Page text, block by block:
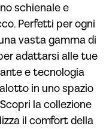
schienale e
Perfetti per ogni
vasta gamma di
adattarsi alle tue
e tecnologia
in uno spazio
la collezione
il comfort della